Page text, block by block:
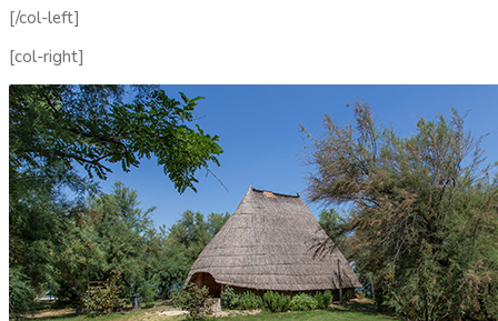
[/col-left]
[col-right]